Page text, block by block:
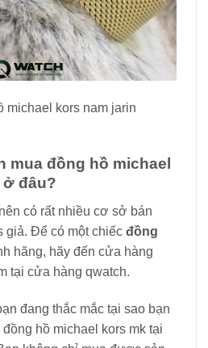
kors nam jarin
mua đồng hồ michael
ở đâu?
có rất nhiều cơ sở bán
giả. Để có một chiếc đồng
hãng, hãy đến cửa hàng
tại cửa hàng qwatch.
đang thắc mắc tại sao bạn
hồ michael kors mk tại